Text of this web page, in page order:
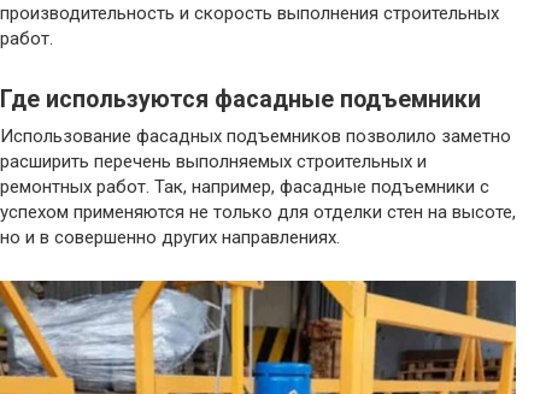
производительность и скорость выполнения строительных
работ.
Где используются фасадные подъемники
Использование фасадных подъемников позволило заметно
расширить перечень выполняемых строительных и
ремонтных работ. Так, например, фасадные подъемники с
успехом применяются не только для отделки стен на высоте,
но и в совершенно других направлениях.